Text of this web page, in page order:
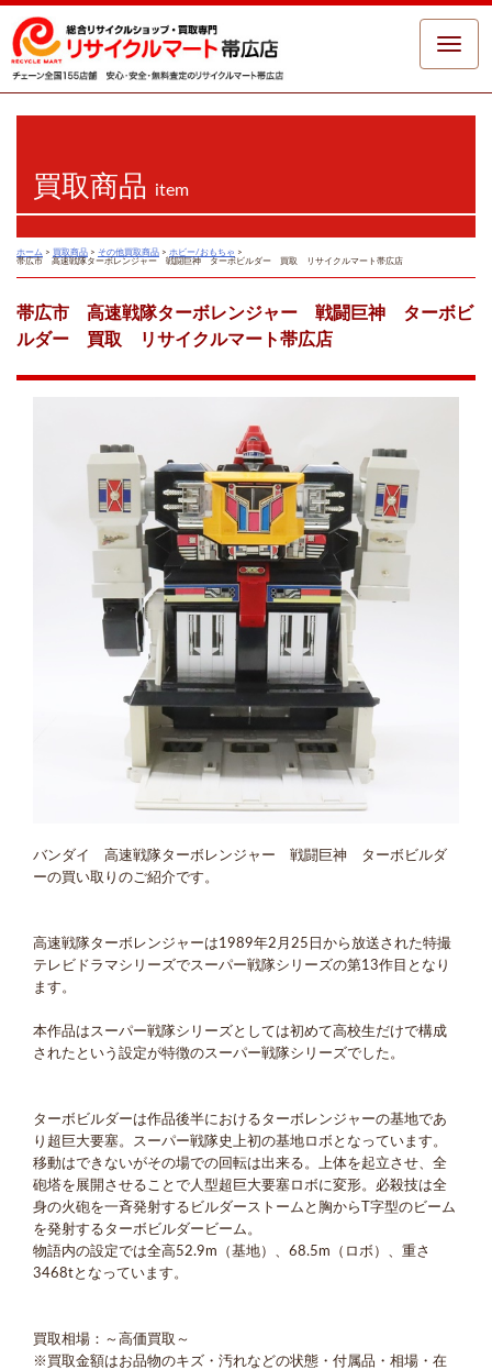
Toggle
買取商品 item
ホーム > 買取商品 > その他買取商品 > ホビー/おもちゃ >
帯広市 高速戦隊ターボレンジャー 戦闘巨神 ターボビルダー 買取 リサイクルマート帯広店
帯広市 高速戦隊ターボレンジャー 戦闘巨神 ターボビ
ルダー 買取 リサイクルマート帯広店
バンダイ 高速戦隊ターボレンジャー 戦闘巨神 ターボビルダ
ーの買い取りのご紹介です。
高速戦隊ターボレンジャーは1989年2月25日から放送された特撮
テレビドラマシリーズでスーパー戦隊シリーズの第13作目となり
ます。
本作品はスーパー戦隊シリーズとしては初めて高校生だけで構成
されたという設定が特徴のスーパー戦隊シリーズでした。
ターボビルダーは作品後半におけるターボレンジャーの基地であ
り超巨大要塞。スーパー戦隊史上初の基地ロボとなっています。
移動はできないがその場での回転は出来る。上体を起立させ、全
砲塔を展開させることで人型超巨大要塞ロボに変形。必殺技は全
身の火砲を一斉発射するビルダーストームと胸からT字型のビーム
を発射するターボビルダービーム。
物語内の設定では全高52.9m（基地）、68.5m（ロボ）、重さ
3468tとなっています。
買取相場：～高価買取～
※買取金額はお品物のキズ・汚れなどの状態・付属品・相場・在